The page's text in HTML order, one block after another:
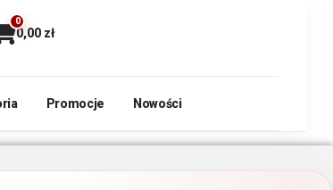
0
0,00 zł
Promocje Nowości